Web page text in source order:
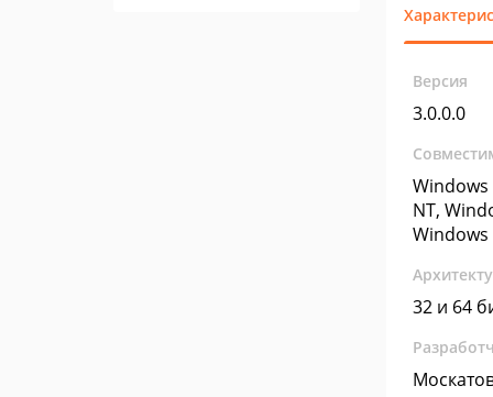
Версия
3.0.0.0
Windows
NT,
Windows
32 и 64